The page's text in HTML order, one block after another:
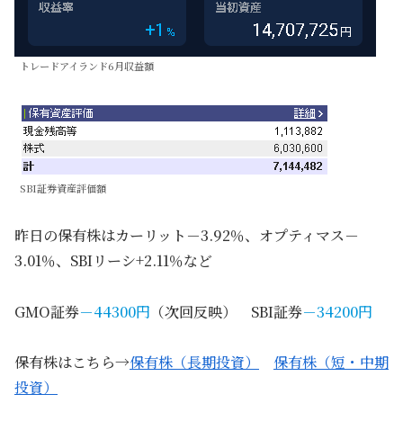
トレードアイランド6月収益額
SBI証券資産評価額
昨日の保有株はカーリット－3.92％、オプティマス－
3.01％、SBIリーシ+2.11％など
GMO証券－44300円 （次回反映） SBI証券－34200円
保有株はこちら→保有株（長期投資）
保有株（短・中期
投資）